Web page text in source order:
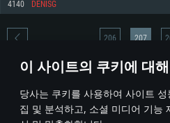
이 사이트의 쿠키에 대해
당사는 쿠키를 사용하여 사이트
집 및 분석하고, 소셜 미디어 기능
570 혹은 그 이상
여유 저장 공간: 62.2 GB (전체 클라이언트)
네트워크: 브로드밴드 인터넷
여유 저장 공간: 62.2 GB (전체 클라이언트
그래픽 카드: Vulkan 을 지원하고, 최신 그
1060 (6개월 미만) 혹은 그와 동급의 성
지원하는 AMD RX 570 (6개월 미만; 최소
여유 저장 공간: 62.2 GB (전체 클라이언트)
4140 DENISG
* 순위표는 매일 1회 갱신됩니다
206 207